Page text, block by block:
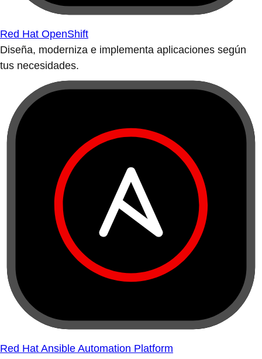
Red Hat OpenShift
Diseña, moderniza e implementa aplicaciones según
tus necesidades.
Red Hat Ansible Automation Platform